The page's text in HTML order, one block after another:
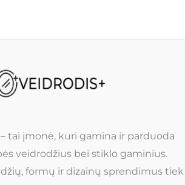
– tai įmonė, kuri gamina ir parduoda
veidrodžius bei stiklo gaminius.
formų ir dizainų sprendimus tiek